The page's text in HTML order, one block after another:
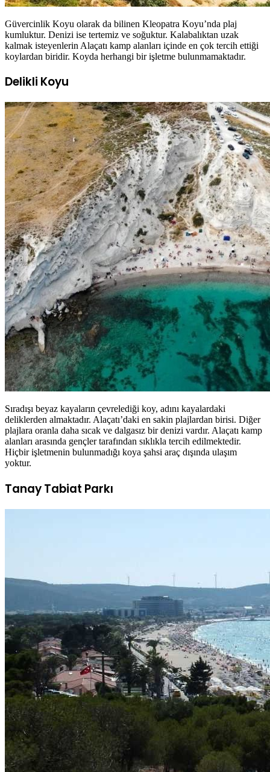
Güvercinlik Koyu olarak da bilinen Kleopatra Koyu’nda plaj
kumluktur. Denizi ise tertemiz ve soğuktur. Kalabalıktan uzak
kalmak isteyenlerin Alaçatı kamp alanları içinde en çok tercih ettiği
koylardan biridir. Koyda herhangi bir işletme bulunmamaktadır.
Delikli Koyu
Sıradışı beyaz kayaların çevrelediği koy, adını kayalardaki
deliklerden almaktadır. Alaçatı’daki en sakin plajlardan birisi. Diğer
plajlara oranla daha sıcak ve dalgasız bir denizi vardır. Alaçatı kamp
alanları arasında gençler tarafından sıklıkla tercih edilmektedir.
Hiçbir işletmenin bulunmadığı koya şahsi araç dışında ulaşım
yoktur.
Tanay Tabiat Parkı